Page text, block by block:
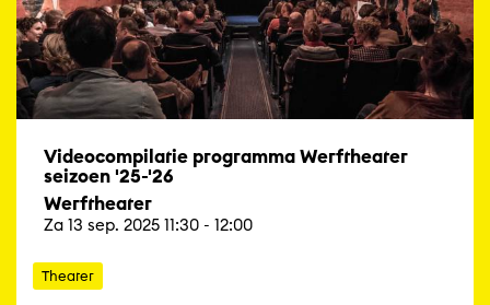
Videocompilatie programma Werftheater
seizoen '25-'26
Werftheater
Za 13 sep. 2025 11:30 - 12:00
Theater